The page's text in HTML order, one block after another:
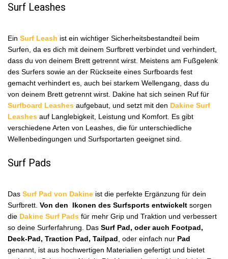
Surf Leashes
Ein Surf Leash ist ein wichtiger Sicherheitsbestandteil beim
Surfen, da es dich mit deinem Surfbrett verbindet und verhindert,
dass du von deinem Brett getrennt wirst. Meistens am Fußgelenk
des Surfers sowie an der Rückseite eines Surfboards fest
gemacht verhindert es, auch bei starkem Wellengang, dass du
von deinem Brett getrennt wirst. Dakine hat sich seinen Ruf für
Surfboard Leashes aufgebaut, und setzt mit den Dakine Surf
Leashes auf Langlebigkeit, Leistung und Komfort. Es gibt
verschiedene Arten von Leashes, die für unterschiedliche
Wellenbedingungen und Surfsportarten geeignet sind.
Surf Pads
Das Surf Pad von Dakine ist die perfekte Ergänzung für dein
Surfbrett. Von den Ikonen des Surfsports entwickelt sorgen
die Dakine Surf Pads für mehr Grip und Traktion und verbessert
so deine Surferfahrung. Das Surf Pad, oder auch Footpad,
Deck-Pad, Traction Pad, Tailpad, oder einfach nur Pad
genannt, ist aus hochwertigen Materialien gefertigt und bietet